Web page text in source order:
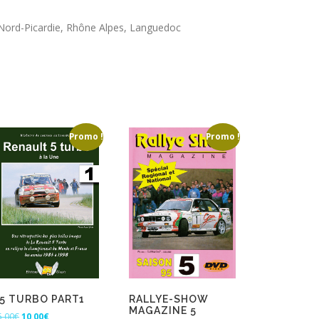
Picardie, Rhône Alpes, Languedoc
Promo !
TURBO PART1
€L
10,00€L
Promo !
RALLYE-SHOW
MAGAZINE 5